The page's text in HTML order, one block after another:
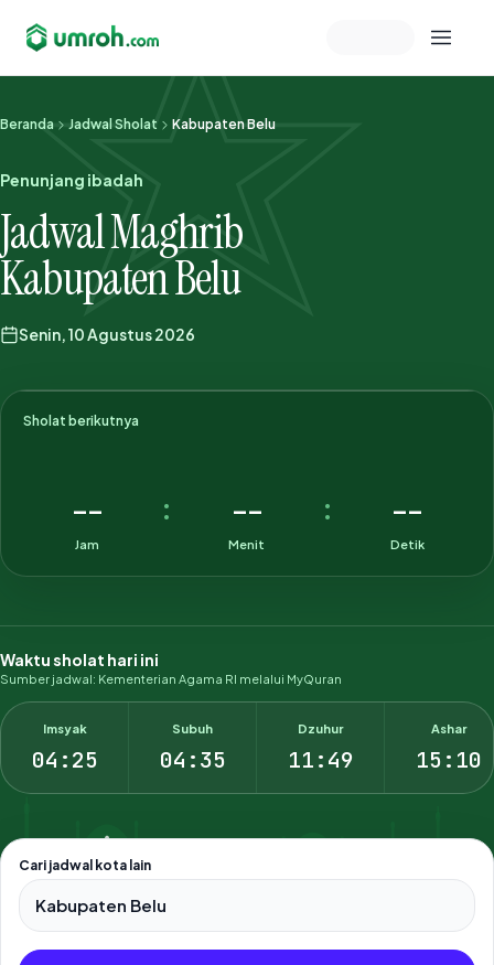
Memeriksa sesi akun
Beranda Jadwal Sholat Kabupaten Belu
Penunjang ibadah
Jadwal Maghrib
Kabupaten Belu
Senin, 10 Agustus 2026
Sholat berikutnya
--
Jam
: --
Menit
: --
Detik
Waktu sholat hari ini
Sumber jadwal: Kementerian Agama RI melalui MyQuran
Imsyak
04:25
Subuh
04:35
Dzuhur
11:49
Ashar
15:10
Cari jadwal kota lain
Pilih salah satu dari 500+ kota dan kabupaten di Indonesia.